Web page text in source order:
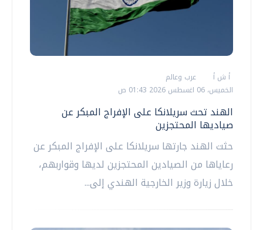
أ ش أ
عرب وعالم
الخميس، 06 اغسطس 2026 01:43 ص
الهند تحث سريلانكا على الإفراج المبكر عن
صياديها المحتجزين
حثت الهند جارتها سريلانكا على الإفراج المبكر عن
رعاياها من الصيادين المحتجزين لديها وقواربهم،
خلال زيارة وزير الخارجية الهندي إلى...